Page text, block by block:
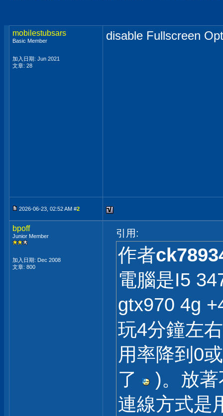
mobilestubsars
Basic Member
加入日期: Jun 2021
文章: 28
disable Fullscreen
2026-06-23, 02:52 AM #2
bpoff
Junior Member
加入日期: Dec 2008
文章: 800
引用:
作者
電腦是I5
gtx970 4g
玩4分鐘左
用率降到0
了
)。放
連線方式是